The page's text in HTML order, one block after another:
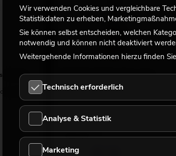
fretless,
andere
DIMAVERY MM-501 E-Bass, natur
No. 26222065
159,00€
Wir verwenden Cookies und vergleichbare
Statistikdaten zu erheben,
Sie können selbst entscheiden, welchen
notwendig und können nicht deaktiviert
Weitergehende Informationen hierzu finden
Technisch erforderlich
Analyse & Statistik
Marketing